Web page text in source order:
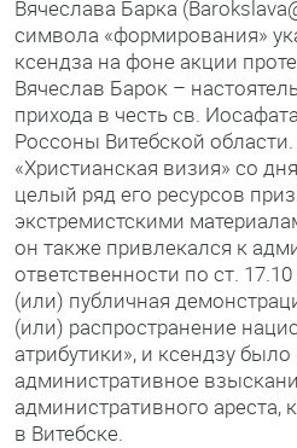
Вячеслава Барка
символа «формирования»
ксендза на фоне акции
Вячеслав Барок –
прихода в честь св.
Россоны Витебской
«Христианская визия» со
целый ряд его ресурсов
экстремистскими
он также привлекался к
ответственности по ст.
(или) публичная
(или) распространение
атрибутики», и ксендзу
административное
административного ареста,
в Витебске.